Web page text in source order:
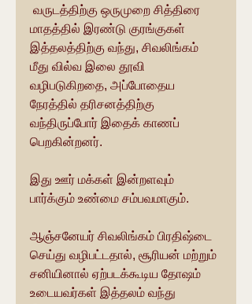
மாதத்தில் இரண்டு குரங்குகள்
இத்தலத்திற்கு வந்து, சிவலிங்கம்
மீது வில்வ இலை தூவி
வழிபடுகிறதை, அப்போதைய
நேரத்தில் தரிசனத்திற்கு
வந்திருப்போர் இதைக் காணப்
பெறகின்றனர்.
இது ஊர் மக்கள் இன்றளவும்
பார்க்கும் உண்மை சம்பவமாகும்.
ஆஞ்சனேயர் சிவலிங்கம் பிரதிஷ்டை
செய்து வழிபட்டதால், சூரியன் மற்றும்
சனியினால் ஏற்படக்கூடிய தோஷம்
உடையவர்கள் இத்தலம் வந்து